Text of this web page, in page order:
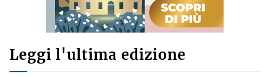
Leggi l'ultima edizione